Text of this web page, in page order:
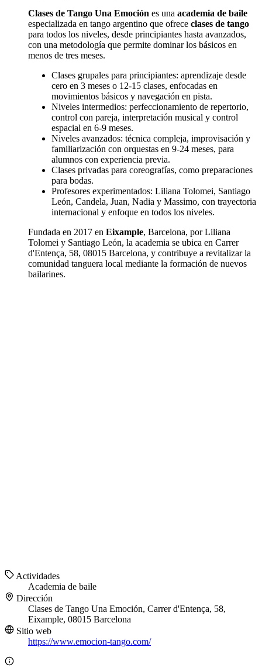
Clases de Tango Una Emoción es una academia de baile
especializada en tango argentino que ofrece clases de tango
para todos los niveles, desde principiantes hasta avanzados,
con una metodología que permite dominar los básicos en
menos de tres meses.
Clases grupales para principiantes: aprendizaje desde
cero en 3 meses o 12-15 clases, enfocadas en
movimientos básicos y navegación en pista.
Niveles intermedios: perfeccionamiento de repertorio,
control con pareja, interpretación musical y control
espacial en 6-9 meses.
Niveles avanzados: técnica compleja, improvisación y
familiarización con orquestas en 9-24 meses, para
alumnos con experiencia previa.
Clases privadas para coreografías, como preparaciones
para bodas.
Profesores experimentados: Liliana Tolomei, Santiago
León, Candela, Juan, Nadia y Massimo, con trayectoria
internacional y enfoque en todos los niveles.
Fundada en 2017 en Eixample, Barcelona, por Liliana
Tolomei y Santiago León, la academia se ubica en Carrer
d'Entença, 58, 08015 Barcelona, y contribuye a revitalizar la
comunidad tanguera local mediante la formación de nuevos
bailarines.
Actividades
Academia de baile
Dirección
Clases de Tango Una Emoción, Carrer d'Entença, 58,
Eixample, 08015 Barcelona
Sitio web
https://www.emocion-tango.com/